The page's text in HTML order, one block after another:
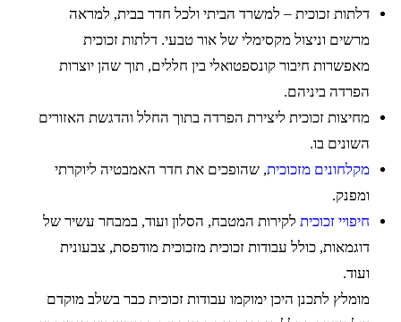
דלתות זכוכית – למשרד הביתי ולכל חדר בבית, למראה
מרשים וניצול מקסימלי של אור טבעי. דלתות זכוכית
מאפשרות חיבור קונספטואלי בין חללים, תוך שהן יוצרות
הפרדה ביניהם.
מחיצות זכוכית ליצירת הפרדה בתוך החלל והדגשת האזורים
השונים בו.
מקלחונים מזכוכית, שהופכים את חדר האמבטיה ליוקרתי
ומפנק.
חיפויי זכוכית לקירות המטבח, הסלון ועוד, במבחר עשיר של
דוגמאות, כולל עבודות זכוכית מזכוכית מודפסת, צבעונית
ועוד.
מומלץ לתכנן היכן ימוקמו עבודות זכוכית כבר בשלב מוקדם